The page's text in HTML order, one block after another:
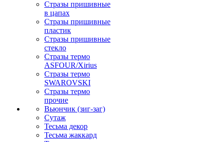
Стразы пришивные
в цапах
Стразы пришивные
пластик
Стразы пришивные
стекло
Стразы термо
ASFOUR/Xirius
Стразы термо
SWAROVSKI
Стразы термо
прочие
Вьюнчик (зиг-заг)
Сутаж
Тесьма декор
Тесьма жаккард